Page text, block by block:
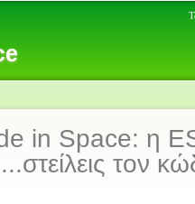
in Space: η
τον